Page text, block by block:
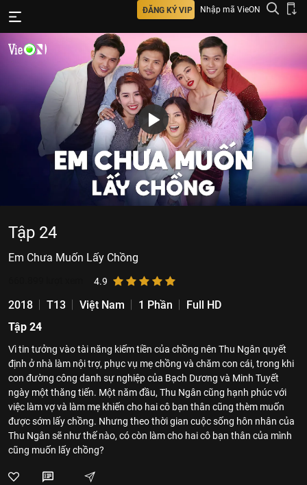
ĐĂNG KÝ VIP Nhập mã VieON
Tập 24
Em Chưa Muốn Lấy Chồng
4.9
2018 T13 Việt Nam 1 Phần
Full HD
Tập 24
Vì tin tưởng vào tài năng kiếm tiền của chồng nên Thu Ngân quyết
định ở nhà làm nội trợ, phục vụ mẹ chồng và chăm con cái, trong khi
con đường công danh sự nghiệp của Bạch Dương và Minh Tuyết
ngày một thăng tiến. Một năm đầu, Thu Ngân cũng hạnh phúc với
việc làm vợ và làm mẹ khiến cho hai cô bạn thân cũng thèm muốn
được sớm lấy chồng. Nhưng theo thời gian cuộc sống hôn nhân của
Thu Ngân sẽ như thế nào, có còn làm cho hai cô bạn thân của mình
cũng muốn lấy chồng?